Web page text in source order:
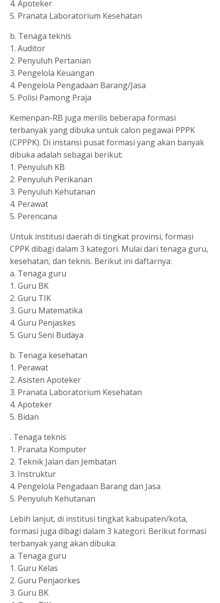
4. Apoteker
5. Pranata Laboratorium Kesehatan
b. Tenaga teknis
1. Auditor
2. Penyuluh Pertanian
3. Pengelola Keuangan
4. Pengelola Pengadaan Barang/Jasa
5. Polisi Pamong Praja
Kemenpan-RB juga merilis beberapa formasi
terbanyak yang dibuka untuk calon pegawai PPPK
(CPPPK). Di instansi pusat formasi yang akan banyak
dibuka adalah sebagai berikut:
1. Penyuluh KB
2. Penyuluh Perikanan
3. Penyuluh Kehutanan
4. Perawat
5. Perencana
Untuk institusi daerah di tingkat provinsi, formasi
CPPK dibagi dalam 3 kategori. Mulai dari tenaga guru,
kesehatan, dan teknis. Berikut ini daftarnya:
a. Tenaga guru
1. Guru BK
2. Guru TIK
3. Guru Matematika
4. Guru Penjaskes
5. Guru Seni Budaya
b. Tenaga kesehatan
1. Perawat
2. Asisten Apoteker
3. Pranata Laboratorium Kesehatan
4. Apoteker
5. Bidan
. Tenaga teknis
1. Pranata Komputer
2. Teknik Jalan dan Jembatan
3. Instruktur
4. Pengelola Pengadaan Barang dan Jasa
5. Penyuluh Kehutanan
Lebih lanjut, di institusi tingkat kabupaten/kota,
formasi juga dibagi dalam 3 kategori. Berikut formasi
terbanyak yang akan dibuka:
a. Tenaga guru
1. Guru Kelas
2. Guru Penjaorkes
3. Guru BK